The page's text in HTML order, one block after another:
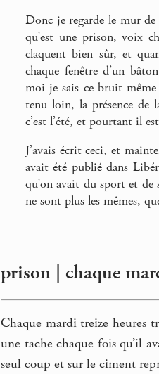
Donc je regarde le mur
qu’est une prison, voix
claquent bien sûr, et
chaque fenêtre d’un
moi je sais ce bruit même
tenu loin, la présence de
c’est l’été, et pourtant il
J’avais écrit ceci, et
avait été publié dans
qu’on avait du sport et de
ne sont plus les mêmes,
prison | chaque
Chaque mardi treize heures
une tache chaque fois qu’il
seul coup et sur le ciment